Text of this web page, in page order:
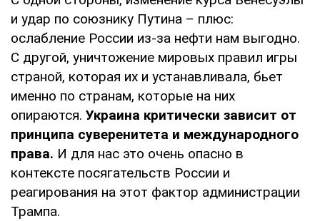
и удар по союзнику Путина – плюс:
ослабление России из-за нефти нам выгодно.
С другой, уничтожение мировых правил игры
страной, которая их и устанавливала, бьет
именно по странам, которые на них
опираются. Украина критически зависит от
принципа суверенитета и международного
права. И для нас это очень опасно в
контексте посягательств России и
реагирования на этот фактор администрации
Трампа.